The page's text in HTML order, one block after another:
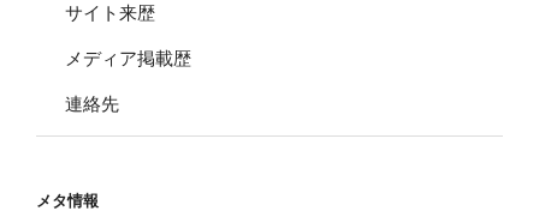
サイト来歴
メディア掲載歴
連絡先
メタ情報